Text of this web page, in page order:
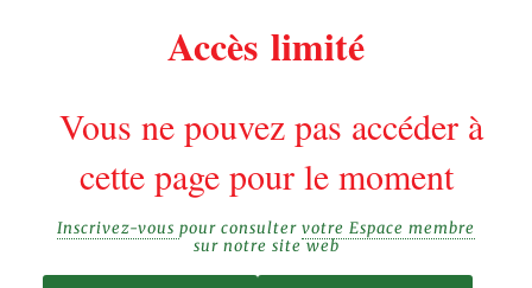
Accès limité
Vous ne pouvez pas accéder à
cette page pour le moment
Inscrivez-vous pour consulter votre Espace membre
sur notre site web